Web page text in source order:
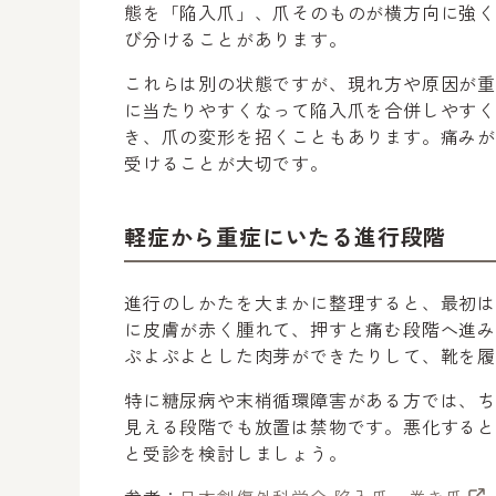
態を「陥入爪」、爪そのものが横方向に強
び分けることがあります。
これらは別の状態ですが、現れ方や原因が
に当たりやすくなって陥入爪を合併しやす
き、爪の変形を招くこともあります。痛み
受けることが大切です。
軽症から重症にいたる進行段階
進行のしかたを大まかに整理すると、最初
に皮膚が赤く腫れて、押すと痛む段階へ進
ぷよぷよとした肉芽ができたりして、靴を
特に糖尿病や末梢循環障害がある方では、
見える段階でも放置は禁物です。悪化する
と受診を検討しましょう。